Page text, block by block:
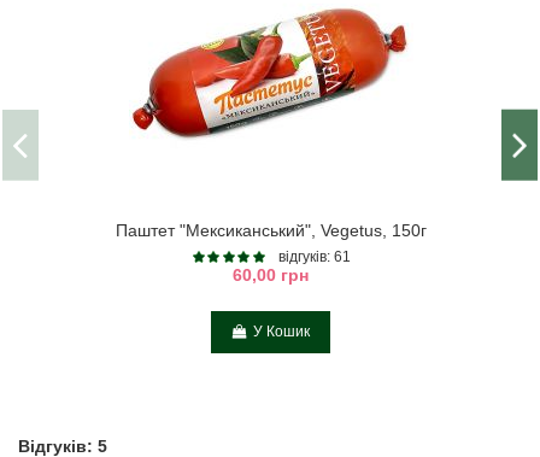
Паштет "Мексиканський", Vegetus, 150г
відгуків: 61
60,00 грн
У Кошик
Відгуків: 5